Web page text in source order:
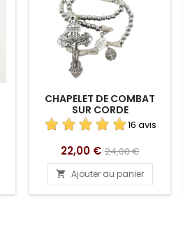
CHAPELET DE COMBAT
SUR CORDE
16 avis
Prix
22,00 € Prix
de
base
24,00 €
 Ajouter au panier